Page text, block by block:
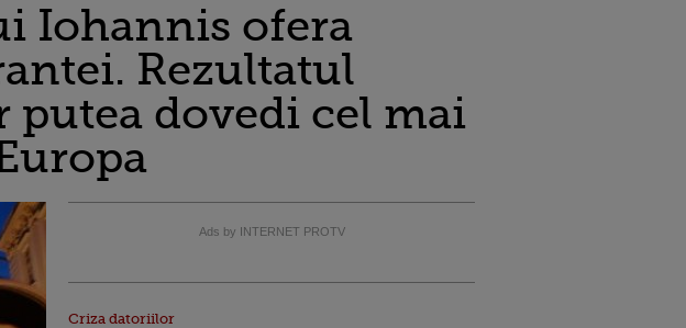
Iohannis ofera
Rezultatul
dovedi cel mai
Ads by INTERNET PROTV
Criza datoriilor